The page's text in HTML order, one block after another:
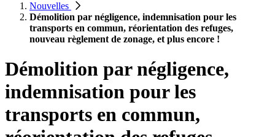
Nouvelles
Démolition par négligence, indemnisation pour les
transports en commun, réorientation des refuges,
nouveau règlement de zonage, et plus encore !
Démolition par négligence,
indemnisation pour les
transports en commun,